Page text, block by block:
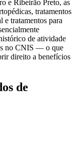
e Ribeirão Preto, as
tratamentos
e tratamentos para
de atividade
no CNIS — o que
direito a benefícios
de